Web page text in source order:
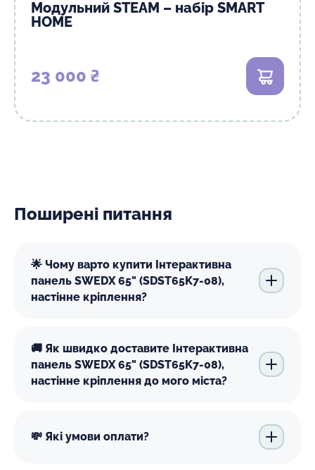
Модульний STEAM – набір SMART
HOME
23 000 ₴ В кошик
Поширені питання
🌟 Чому варто купити Інтерактивна
панель SWEDX 65" (SDST65K7-08),
настінне кріплення?
🚚 Як швидко доставите Інтерактивна
панель SWEDX 65" (SDST65K7-08),
настінне кріплення до мого міста?
💸 Які умови оплати?